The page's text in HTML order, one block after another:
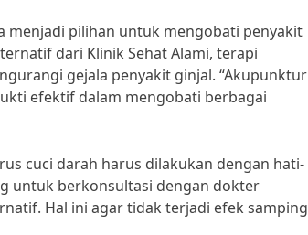
menjadi pilihan untuk mengobati penyakit
dari Klinik Sehat Alami, terapi
gejala penyakit ginjal. “Akupunktur
efektif dalam mengobati berbagai
cuci darah harus dilakukan dengan hati-
untuk berkonsultasi dengan dokter
Hal ini agar tidak terjadi efek samping